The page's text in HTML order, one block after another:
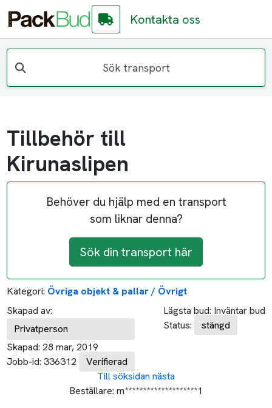
Kontakta oss
Sök transport
Tillbehör till
Kirunaslipen
Behöver du hjälp med en transport
som liknar denna?
Sök din transport här
Kategori: Övriga objekt & pallar / Övrigt
Skapad av:
Privatperson
Skapad: 28 mar, 2019
Jobb-id: 336312 Verifierad
Lägsta bud: Inväntar bud
Status:
stängd
Till söksidan nästa
Beställare: m********************1